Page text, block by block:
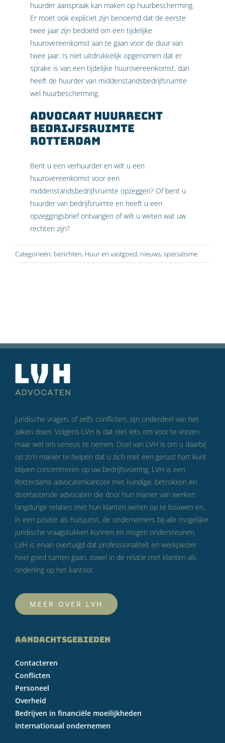
huurder aanspraak kan maken op huurbescherming.
Er moet ook expliciet zijn benoemd dat de eerste
twee jaar zijn bedoeld om een tijdelijke
huurovereenkomst aan te gaan voor de duur van
twee jaar. Is niet uitdrukkelijk opgenomen dat er
sprake is van een tijdelijke huurovereenkomst, dan
heeft de huurder van middenstandsbedrijfsruimte
wel huurbescherming.
Advocaat huurrecht
bedrijfsruimte
Rotterdam
Bent u een verhuurder en wilt u een
huurovereenkomst voor een
middenstandsbedrijfsruimte opzeggen? Of bent u
huurder van bedrijfsruimte en heeft u een
opzeggingsbrief ontvangen of wilt u weten wat uw
rechten zijn?
Categorieën: berichten, Huur en vastgoed, nieuws, specialisme
Juridische vragen, of zelfs conflicten, zijn onderdeel van het
zaken doen. Volgens LVH is dat niet iets om voor te vrezen
maar wel om serieus te nemen. Doel van LVH is om u daarbij
op zo’n manier te helpen dat u zich met een gerust hart kunt
blijven concentreren op uw bedrijfsvoering. LVH is een
Rotterdams advocatenkantoor met kundige, betrokken en
doortastende advocaten die door hun manier van werken
langdurige relaties met hun klanten weten op te bouwen en,
in een positie als huisjurist, de ondernemers bij alle mogelijke
juridische vraagstukken kunnen en mogen ondersteunen.
LVH is ervan overtuigd dat professionaliteit en werkplezier
heel goed samen gaan, zowel in de relatie met klanten als
onderling op het kantoor.
MEER OVER LVH
AANDACHTSGEBIEDEN
Contacteren
Conflicten
Personeel
Overheid
Bedrijven in financiële moeilijkheden
Internationaal ondernemen